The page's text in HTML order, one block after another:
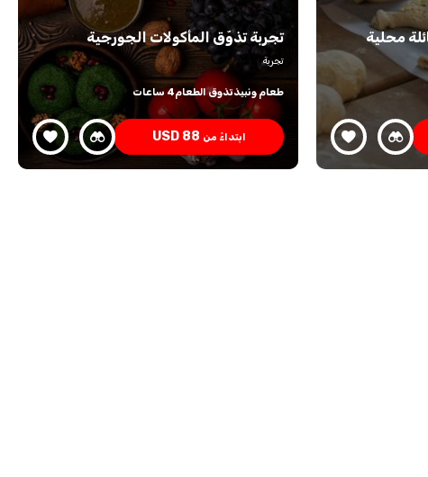
محلية تجربة تذوّق المأكولات الجورجية
تجربة
طعام ونبيذتذوق الطعام4 ساعات
ابتداءً من USD 88